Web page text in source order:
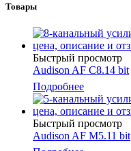
Товары
Быстрый просмотр
Audison AF C8.14 bit
Подробнее
Быстрый просмотр
Audison AF M5.11 bit